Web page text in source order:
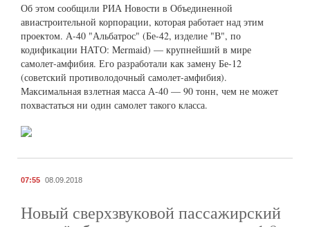
Об этом сообщили РИА Новости в Объединенной
авиастроительной корпорации, которая работает над этим
проектом. А-40 "Альбатрос" (Бе-42, изделие "В", по
кодификации НАТО: Mermaid) — крупнейший в мире
самолет-амфибия. Его разработали как замену Бе-12
(советский противолодочный самолет-амфибия).
Максимальная взлетная масса А-40 — 90 тонн, чем не может
похвастаться ни один самолет такого класса.
07:55 08.09.2018
Новый сверхзвуковой пассажирский